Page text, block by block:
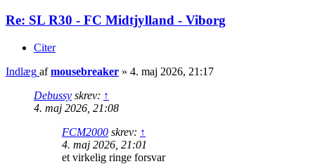
Re: SL R30 - FC Midtjylland - Viborg
Citer
Indlæg afmousebreaker » 4. maj 2026, 21:17
Debussy skrev: ↑
4. maj 2026, 21:08
FCM2000 skrev: ↑
4. maj 2026, 21:01
et virkelig ringe forsvar